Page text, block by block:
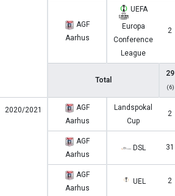
AGF
Aarhus
UEFA
Europa
Conference
League
2
Total
29
(6)
2020/2021
AGF
Aarhus
Landspokal
Cup
2
AGF
Aarhus
DSL 31
AGF
Aarhus
UEL 2